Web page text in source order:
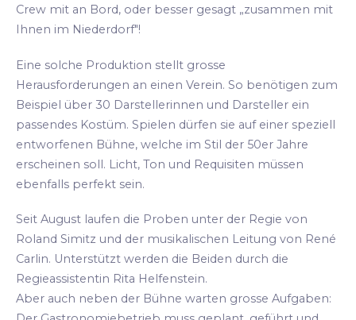
Crew mit an Bord, oder besser gesagt „zusammen mit
Ihnen im Niederdorf"!
Eine solche Produktion stellt grosse
Herausforderungen an einen Verein. So benötigen zum
Beispiel über 30 Darstellerinnen und Darsteller ein
passendes Kostüm. Spielen dürfen sie auf einer speziell
entworfenen Bühne, welche im Stil der 50er Jahre
erscheinen soll. Licht, Ton und Requisiten müssen
ebenfalls perfekt sein.
Seit August laufen die Proben unter der Regie von
Roland Simitz und der musikalischen Leitung von René
Carlin. Unterstützt werden die Beiden durch die
Regieassistentin Rita Helfenstein.
Aber auch neben der Bühne warten grosse Aufgaben: